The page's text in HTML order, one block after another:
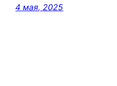
4 мая, 2025